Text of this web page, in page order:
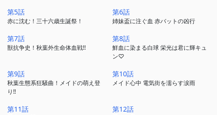
渾身のメイドお仕事奮闘記。
第5話
赤に沈む！三十六歳生誕祭！
第6話
姉妹盃に注ぐ血 赤バットの凶行
第7話
獣抗争史！秋葉外生命体血戦!!
第8話
鮮血に染まる白球 栄光は君に輝キュ
ン♡
第9話
秋葉生態系狂騒曲！メイドの萌え登
り‼
第10話
メイド心中 電気街を濡らす涙雨
第11話 第12話